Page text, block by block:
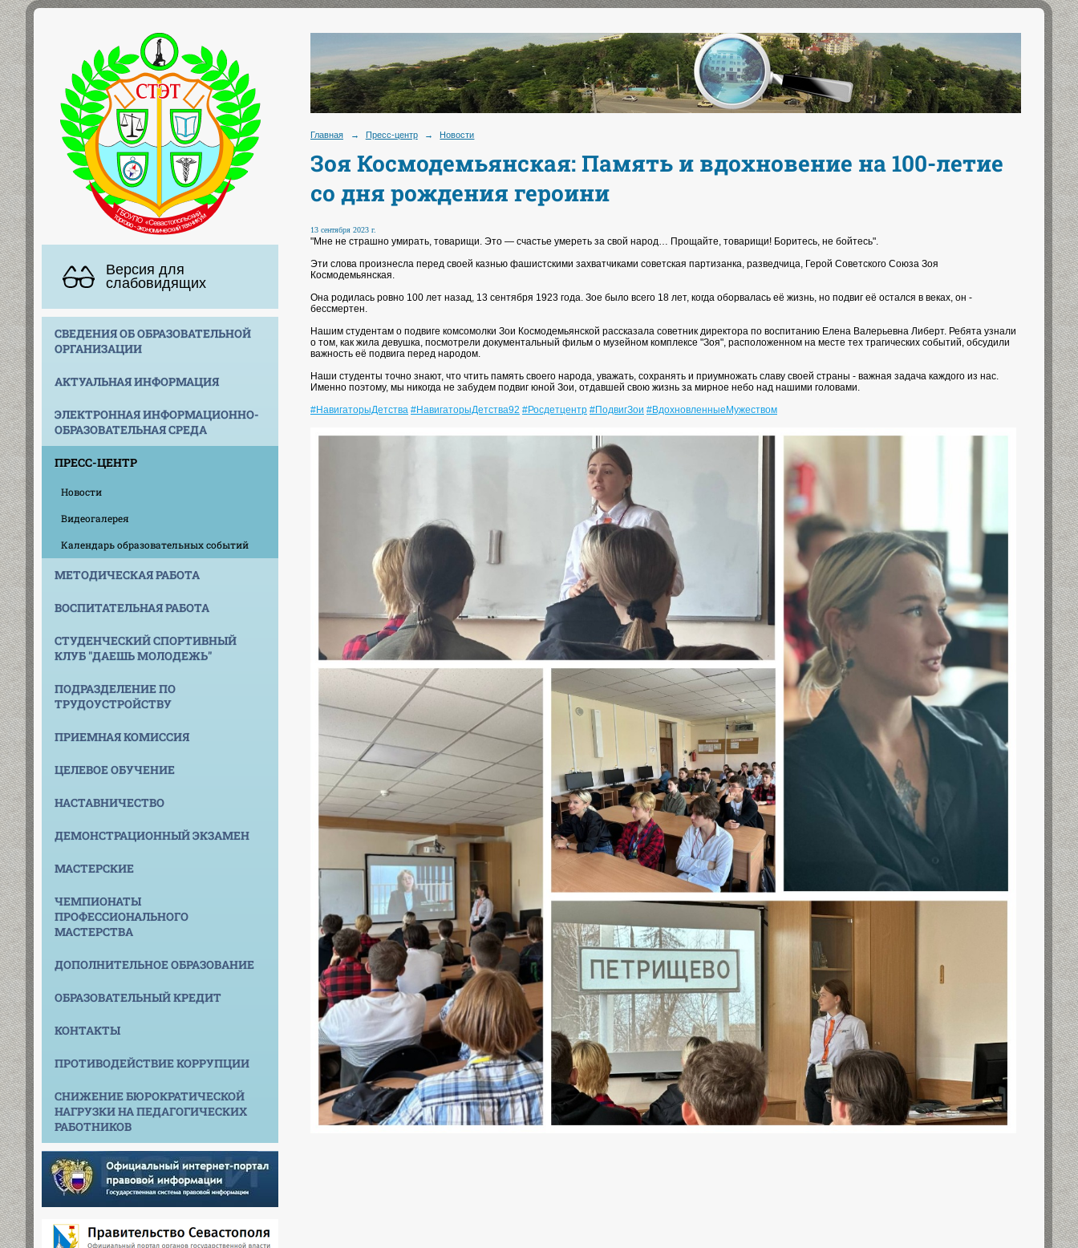
Версия для
слабовидящих
СВЕДЕНИЯ ОБ ОБРАЗОВАТЕЛЬНОЙ
ОРГАНИЗАЦИИ
АКТУАЛЬНАЯ ИНФОРМАЦИЯ
ЭЛЕКТРОННАЯ ИНФОРМАЦИОННО-
ОБРАЗОВАТЕЛЬНАЯ СРЕДА
ПРЕСС-ЦЕНТР
Новости
Видеогалерея
Календарь образовательных событий
МЕТОДИЧЕСКАЯ РАБОТА
ВОСПИТАТЕЛЬНАЯ РАБОТА
СТУДЕНЧЕСКИЙ СПОРТИВНЫЙ
КЛУБ "ДАЕШЬ МОЛОДЕЖЬ"
ПОДРАЗДЕЛЕНИЕ ПО
ТРУДОУСТРОЙСТВУ
ПРИЕМНАЯ КОМИССИЯ
ЦЕЛЕВОЕ ОБУЧЕНИЕ
НАСТАВНИЧЕСТВО
ДЕМОНСТРАЦИОННЫЙ ЭКЗАМЕН
МАСТЕРСКИЕ
ЧЕМПИОНАТЫ
ПРОФЕССИОНАЛЬНОГО
МАСТЕРСТВА
ДОПОЛНИТЕЛЬНОЕ ОБРАЗОВАНИЕ
ОБРАЗОВАТЕЛЬНЫЙ КРЕДИТ
КОНТАКТЫ
ПРОТИВОДЕЙСТВИЕ КОРРУПЦИИ
СНИЖЕНИЕ БЮРОКРАТИЧЕСКОЙ
НАГРУЗКИ НА ПЕДАГОГИЧЕСКИХ
РАБОТНИКОВ
Главная → Пресс-центр → Новости
Зоя Космодемьянская: Память и вдохновение на 100-летие
со дня рождения героини
13 сентября 2023 г.
"Мне не страшно умирать, товарищи. Это — счастье умереть за свой народ… Прощайте, товарищи! Боритесь, не бойтесь".
Эти слова произнесла перед своей казнью фашистскими захватчиками советская партизанка, разведчица, Герой Советского Союза Зоя
Космодемьянская.
Она родилась ровно 100 лет назад, 13 сентября 1923 года. Зое было всего 18 лет, когда оборвалась её жизнь, но подвиг её остался в веках, он -
бессмертен.
Нашим студентам о подвиге комсомолки Зои Космодемьянской рассказала советник директора по воспитанию Елена Валерьевна Либерт. Ребята узнали
о том, как жила девушка, посмотрели документальный фильм о музейном комплексе "Зоя", расположенном на месте тех трагических событий, обсудили
важность её подвига перед народом.
Наши студенты точно знают, что чтить память своего народа, уважать, сохранять и приумножать славу своей страны - важная задача каждого из нас.
Именно поэтому, мы никогда не забудем подвиг юной Зои, отдавшей свою жизнь за мирное небо над нашими головами.
#НавигаторыДетства #НавигаторыДетства92 #Росдетцентр #ПодвигЗои #ВдохновленныеМужеством